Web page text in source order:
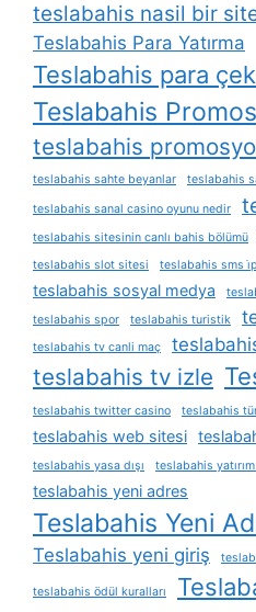
teslabahis nasil bir
Teslabahis Para Yatırma
Teslabahis para
Teslabahis
teslabahis
teslabahis sahte beyanlar teslabahis
teslabahis sanal casino oyunu nedir
teslabahis sitesinin canlı bahis bölümü
teslabahis slot sitesi
teslabahis sms
teslabahis sosyal medya
teslabahis spor
teslabahis turistik
teslabahis tv canli maç
teslabahis tv izle
teslabahis twitter casino teslabahis
teslabahis web sitesi
teslabahis yasa dışı teslabahis
teslabahis yeni adres
Teslabahis Yeni
Teslabahis yeni giriş
teslabahis ödül kuralları